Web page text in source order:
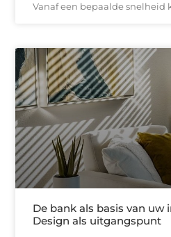
Vanaf een bepaalde snelheid
De bank als basis van
Design als uitgangspunt